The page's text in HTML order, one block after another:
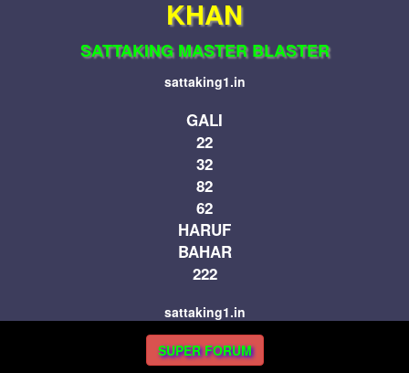
KHAN
SATTAKING MASTER BLASTER
sattaking1.in
GALI
22
32
82
62
HARUF
BAHAR
222
sattaking1.in
SUPER FORUM